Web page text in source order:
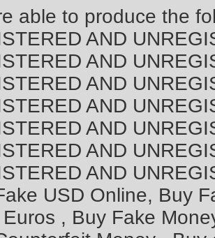
able to produce the
AND
AND
AND
AND
AND
AND
AND
USD Online, Buy
, Buy Fake